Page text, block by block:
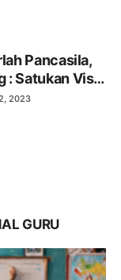
Pancasila,
: Satukan Visi,
2023
GURU